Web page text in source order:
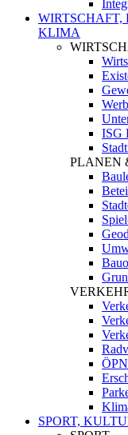
KLIMA
ISG
PLANEN
SPORT,